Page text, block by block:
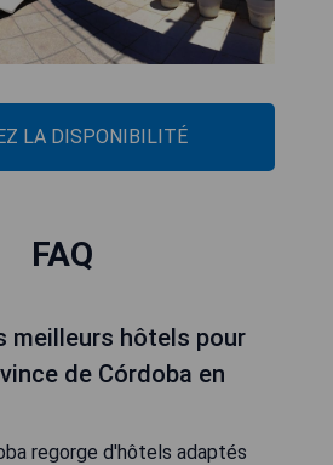
LA DISPONIBILITÉ
FAQ
meilleurs hôtels pour
de Córdoba en
regorge d'hôtels adaptés